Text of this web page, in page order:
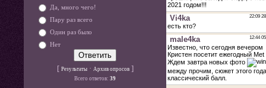
Да, много чего!
Пару раз всего
Один раз было
Нет
[ Результаты· Архив опросов]
Всего ответов: 39